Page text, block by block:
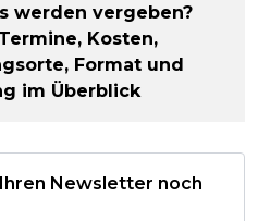
werden vergeben?
Kosten,
Format und
im Überblick
Newsletter noch